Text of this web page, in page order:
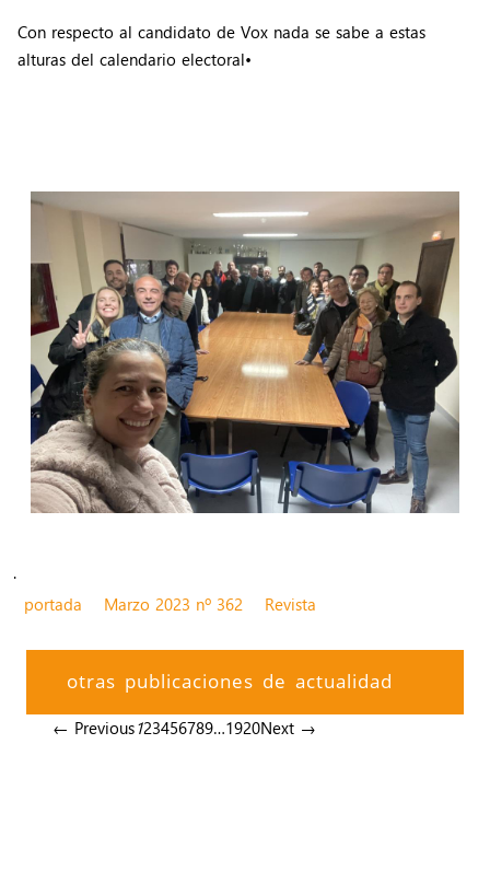
Con respecto al candidato de Vox nada se sabe a estas
alturas del calendario electoral•
.
portada
Marzo 2023 nº 362 Revista
otras publicaciones de actualidad
← Previous123456789…1920Next →